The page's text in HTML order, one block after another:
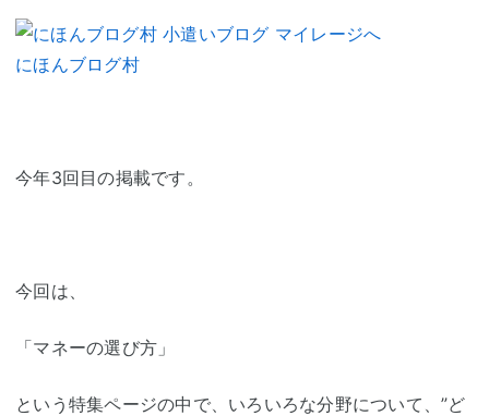
にほんブログ村
今年3回目の掲載です。
今回は、
「マネーの選び方」
という特集ページの中で、いろいろな分野について、”ど